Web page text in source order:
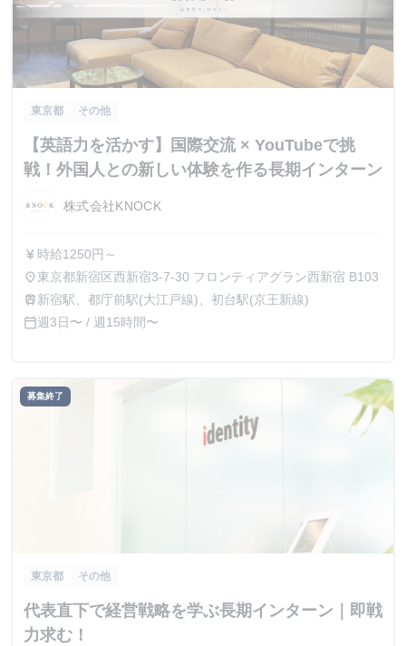
東京都 その他
【英語力を活かす】国際交流 × YouTubeで挑
戦！外国人との新しい体験を作る長期インターン
株式会社KNOCK
currency_yen 時給1250円～
place東京都新宿区西新宿3-7-30 フロンティアグラン西新宿 B103
train 新宿駅、都庁前駅(大江戸線)、初台駅(京王新線)
calendar_today週3日〜 / 週15時間〜
募集終了
東京都 その他
代表直下で経営戦略を学ぶ長期インターン｜即戦
力求む！